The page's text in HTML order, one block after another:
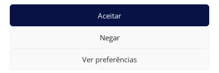
Aceitar
Negar
Ver preferências
Como evitar a retração peniana após cirurgia de